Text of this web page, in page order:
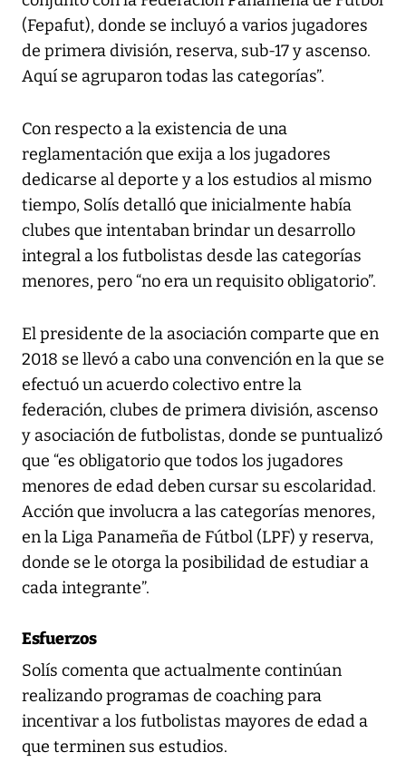
(Fepafut), donde se incluyó a varios jugadores
de primera división, reserva, sub-17 y ascenso.
Aquí se agruparon todas las categorías”.
Con respecto a la existencia de una
reglamentación que exija a los jugadores
dedicarse al deporte y a los estudios al mismo
tiempo, Solís detalló que inicialmente había
clubes que intentaban brindar un desarrollo
integral a los futbolistas desde las categorías
menores, pero “no era un requisito obligatorio”.
El presidente de la asociación comparte que en
2018 se llevó a cabo una convención en la que se
efectuó un acuerdo colectivo entre la
federación, clubes de primera división, ascenso
y asociación de futbolistas, donde se puntualizó
que “es obligatorio que todos los jugadores
menores de edad deben cursar su escolaridad.
Acción que involucra a las categorías menores,
en la Liga Panameña de Fútbol (LPF) y reserva,
donde se le otorga la posibilidad de estudiar a
cada integrante”.
Esfuerzos
Solís comenta que actualmente continúan
realizando programas de coaching para
incentivar a los futbolistas mayores de edad a
que terminen sus estudios.